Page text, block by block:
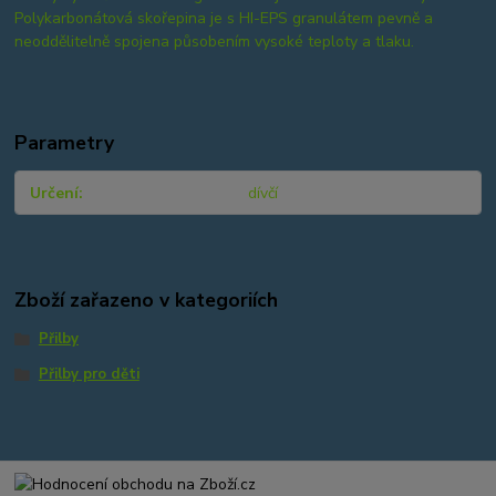
Polykarbonátová skořepina je s HI-EPS granulátem pevně a
neoddělitelně spojena působením vysoké teploty a tlaku.
Parametry
Určení dívčí
Zboží zařazeno v kategoriích
Přilby
Přilby pro děti